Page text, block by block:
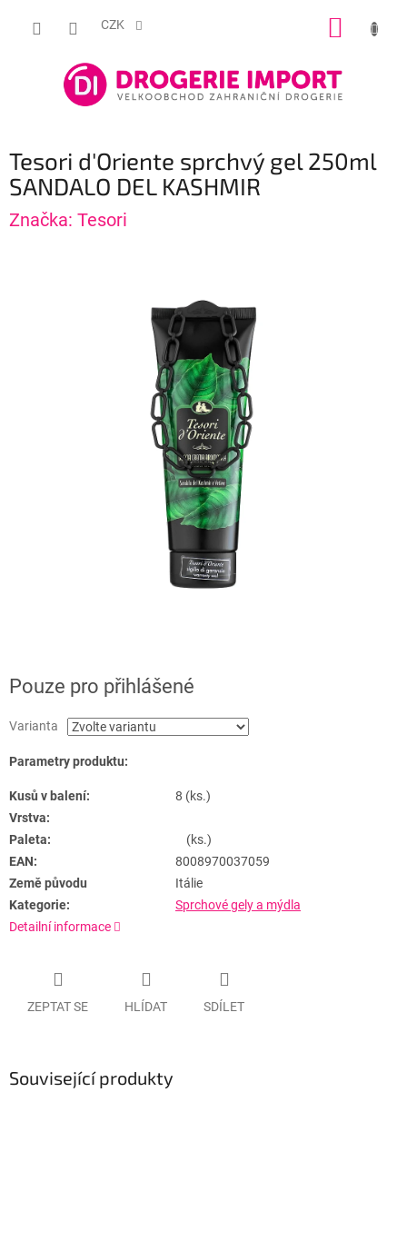
CZK
Tesori d'Oriente sprchvý gel 250ml
SANDALO DEL KASHMIR
Značka: Tesori
Pouze pro přihlášené
Varianta
Parametry produktu:
Kusů v balení:
8 (ks.)
Vrstva:
Paleta:
(ks.)
EAN:
8008970037059
Země původu
Itálie
Kategorie:
Sprchové gely a mýdla
Detailní informace
ZEPTAT SE HLÍDAT SDÍLET
Související produkty